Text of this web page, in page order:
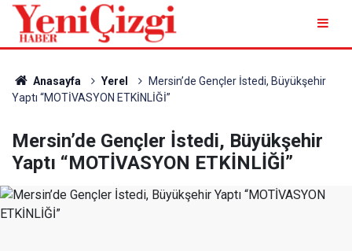
Anasayfa Yerel
Mersin’de Gençler İstedi, Büyükşehir
Yaptı “MOTİVASYON ETKİNLİĞİ”
Mersin’de Gençler İstedi, Büyükşehir
Yaptı “MOTİVASYON ETKİNLİĞİ”